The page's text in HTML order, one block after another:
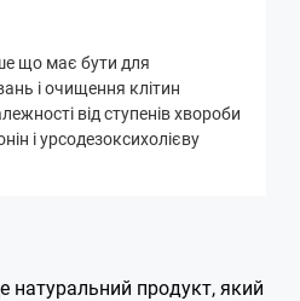
що має бути для
і очищення клітин
від ступенів хвороби
і урсодезоксихолієву
натуральний продукт, який